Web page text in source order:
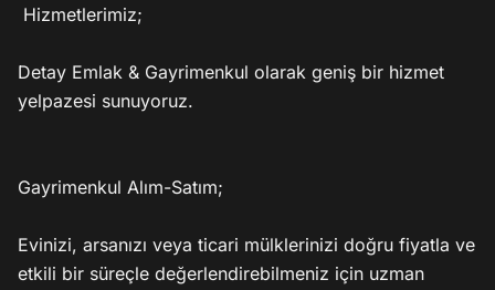
Detay Emlak & Gayrimenkul olarak geniş bir hizmet
yelpazesi sunuyoruz.
Gayrimenkul Alım-Satım;
Evinizi, arsanızı veya ticari mülklerinizi doğru fiyatla ve
etkili bir süreçle değerlendirebilmeniz için uzman